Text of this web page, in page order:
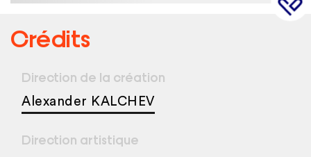
Crédits
Direction de la création
Alexander KALCHEV
Direction artistique